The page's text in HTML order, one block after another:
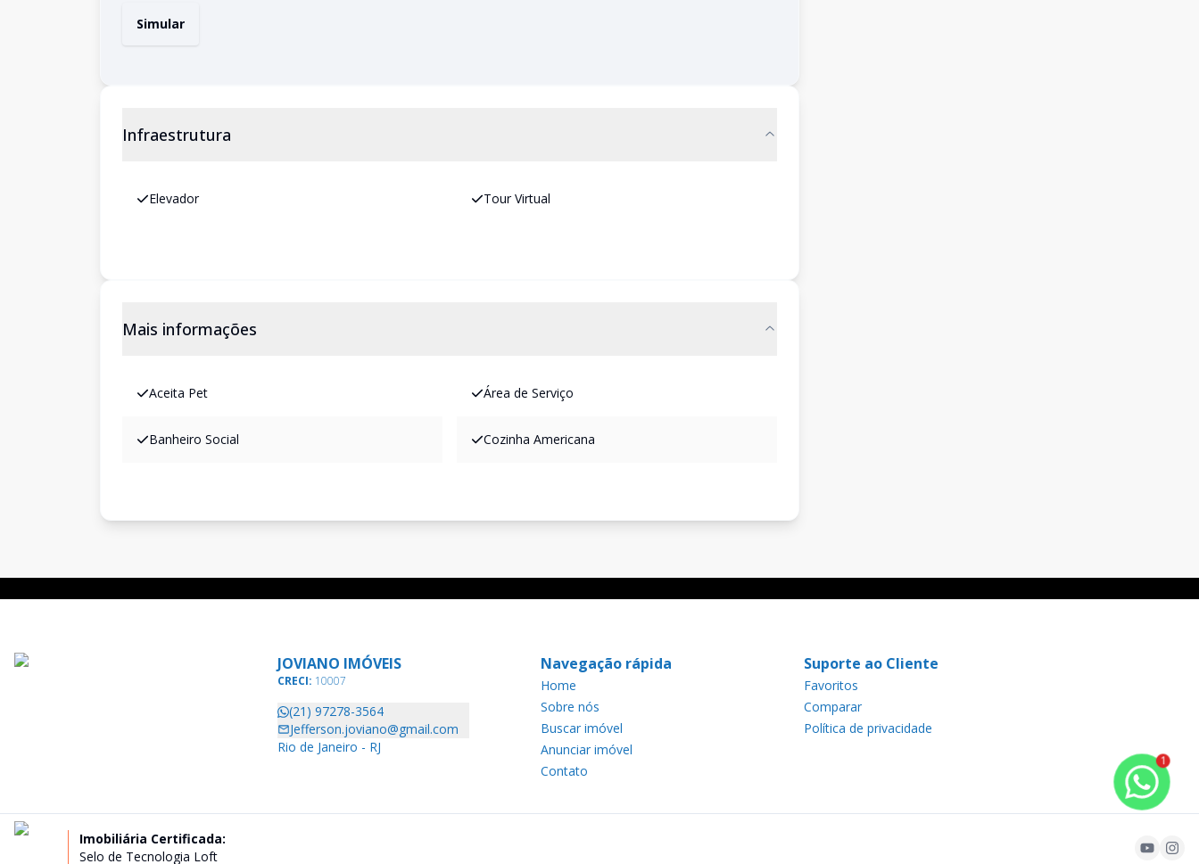
Simular
Infraestrutura
Elevador Tour Virtual
Mais informações
Aceita Pet Área de Serviço
Banheiro Social Cozinha Americana
JOVIANO IMÓVEIS
CRECI: 10007
(21) 97278-3564
Jefferson.joviano@gmail.com
Rio de Janeiro - RJ
Navegação rápida
Home
Sobre nós
Buscar imóvel
Anunciar imóvel
Contato
Suporte ao Cliente
Favoritos
Comparar
Política de privacidade
Imobiliária Certificada:
Selo de Tecnologia Loft
1